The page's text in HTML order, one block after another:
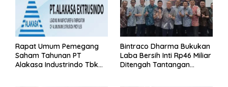
Rapat Umum Pemegang
Saham Tahunan PT
Alakasa Industrindo Tbk
Bintraco Dharma Bukukan
Laba Bersih Inti Rp46 Miliar
Ditengah Tantangan